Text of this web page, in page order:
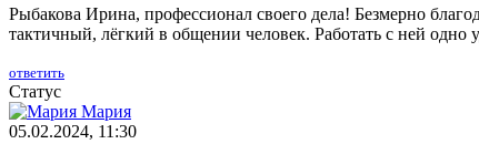
Рыбакова Ирина, профессионал своего дела! Безмерно
тактичный, лёгкий в общении человек. Работать с ней одно
ответить
Статус
Мария
05.02.2024, 11:30